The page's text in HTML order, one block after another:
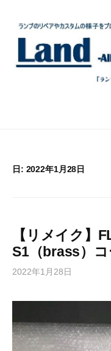
日: 2022年1月28日
【リメイク】
S1（brass）
2022年1月28日